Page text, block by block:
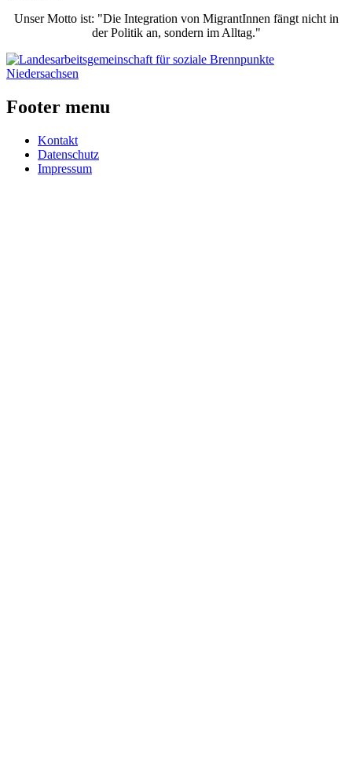
Unser Motto ist: "Die Integration von MigrantInnen fängt nicht in
der Politik an, sondern im Alltag."
Footer menu
Kontakt
Datenschutz
Impressum